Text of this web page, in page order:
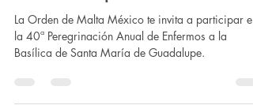
Anual de Enfermos a la Basílica
de Guadalupe
La Orden de Malta México te invita a participar en